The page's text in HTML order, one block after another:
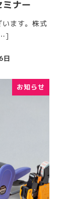
ナー
ます。株式
日
お知らせ